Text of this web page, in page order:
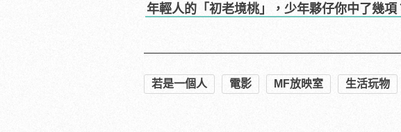
年輕人的「初老境桃」，少年夥仔你中了幾項
若是一個人 電影 MF放映室 生活玩物